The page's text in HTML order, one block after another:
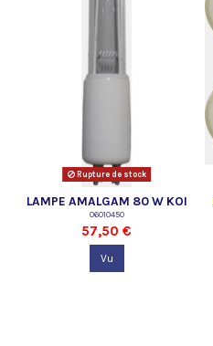
Rupture de stock
LAMPE AMALGAM 80 W KOI
PRO SF
06010450
57,50 €
Vu